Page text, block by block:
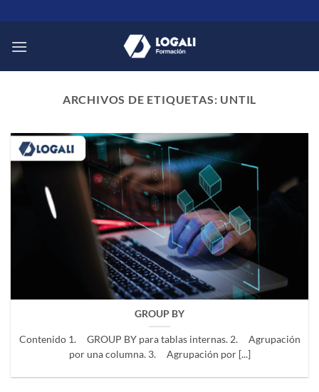
al
contenido
ARCHIVOS DE ETIQUETAS: UNTIL
GROUP BY
Contenido 1. GROUP BY para tablas internas. 2. Agrupación
por una columna. 3. Agrupación por [...]